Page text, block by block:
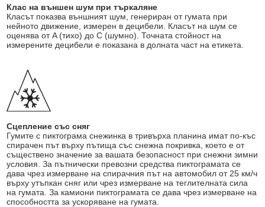
Клас на външен шум при търкаляне
Класът показва външният шум, генериран от гумата при
нейното движение, измерен в децибели. Класът на шум се
оценява от A (тихо) до C (шумно). Точната стойност на
измерените децибели е показана в долната част на етикета.
Сцепление със сняг
Гумите с пиктограма снежинка в тривърха планина имат по-къс
спирачен път върху пътища със снежна покривка, което е от
съществено значение за вашата безопасност при снежни зимни
условия. За пътнически превозни средства пиктограмата се
дава чрез измерване на спирачния път на автомобил от 25 км/ч
върху утъпкан сняг или чрез измерване на теглителната сила
на гумата. За камиони пиктограмата се дава чрез измерване на
способността за ускоряване на гумата.